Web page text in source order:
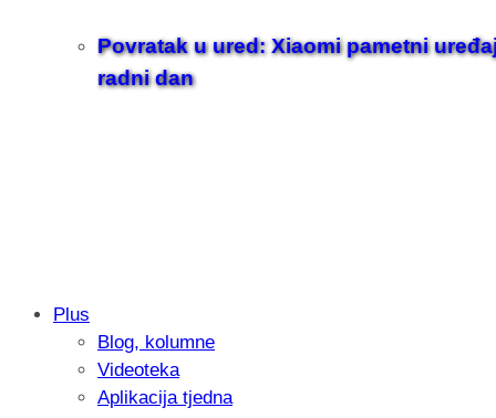
Povratak u ured: Xiaomi pametni
radni dan
Samsung otkrio kako je nastajala
donijelo tanje i izdržljivije preklopne
Plus
Blog, kolumne
Videoteka
Aplikacija tjedna